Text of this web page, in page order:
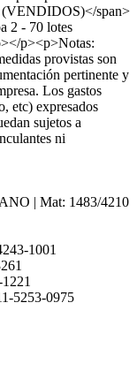
(VENDIDOS)</span>
2 - 70 lotes
p><p>Notas:
provistas son
pertinente y
Los gastos
etc) expresados
sujetos a
ni
| Mat: 1483/4210
1001
5253-0975